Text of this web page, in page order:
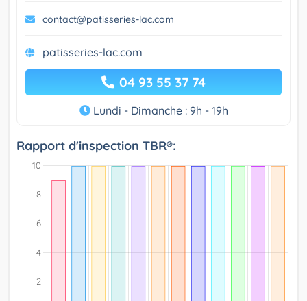
contact@patisseries-lac.com
patisseries-lac.com
04 93 55 37 74
Lundi - Dimanche : 9h - 19h
Rapport d'inspection TBR®: